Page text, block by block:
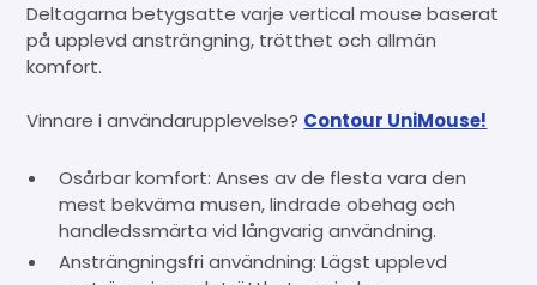
Deltagarna betygsatte varje vertical mouse baserat
på upplevd ansträngning, trötthet och allmän
komfort.
Vinnare i användarupplevelse? Contour UniMouse!
Osårbar komfort: Anses av de flesta vara den
mest bekväma musen, lindrade obehag och
handledssmärta vid långvarig användning.
Ansträngningsfri användning: Lägst upplevd